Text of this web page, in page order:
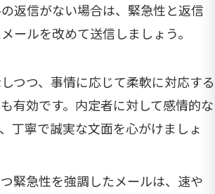
返信がない場合は、緊急性と返信
ールを改めて送信しましょう。
つつ、事情に応じて柔軟に対応する
有効です。内定者に対して感情的な
丁寧で誠実な文面を心がけましょ
緊急性を強調したメールは、速や